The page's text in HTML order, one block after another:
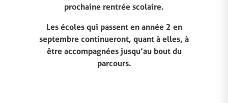
prochaine rentrée scolaire.
Les écoles qui passent en année 2 en
septembre continueront, quant à elles, à
être accompagnées jusqu’au bout du
parcours.